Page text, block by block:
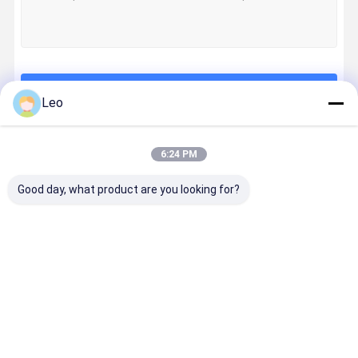
Leo
6:24 PM
Good day, what product are you looking for?